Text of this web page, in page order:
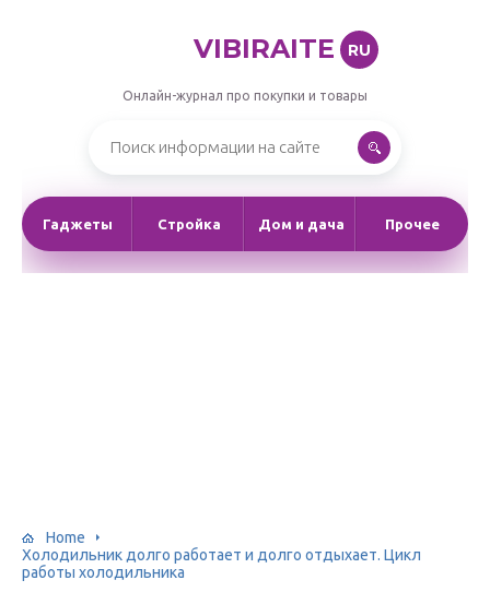
VIBIRAITE RU
Онлайн-журнал про покупки и товары
Гаджеты Стройка Дом и дача Прочее
Home
Холодильник долго работает и долго отдыхает. Цикл
работы холодильника